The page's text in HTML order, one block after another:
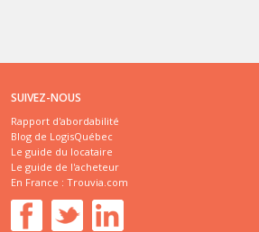
SUIVEZ-NOUS
Rapport d'abordabilité
Blog de LogisQuébec
Le guide du locataire
Le guide de l'acheteur
En France : Trouvia.com